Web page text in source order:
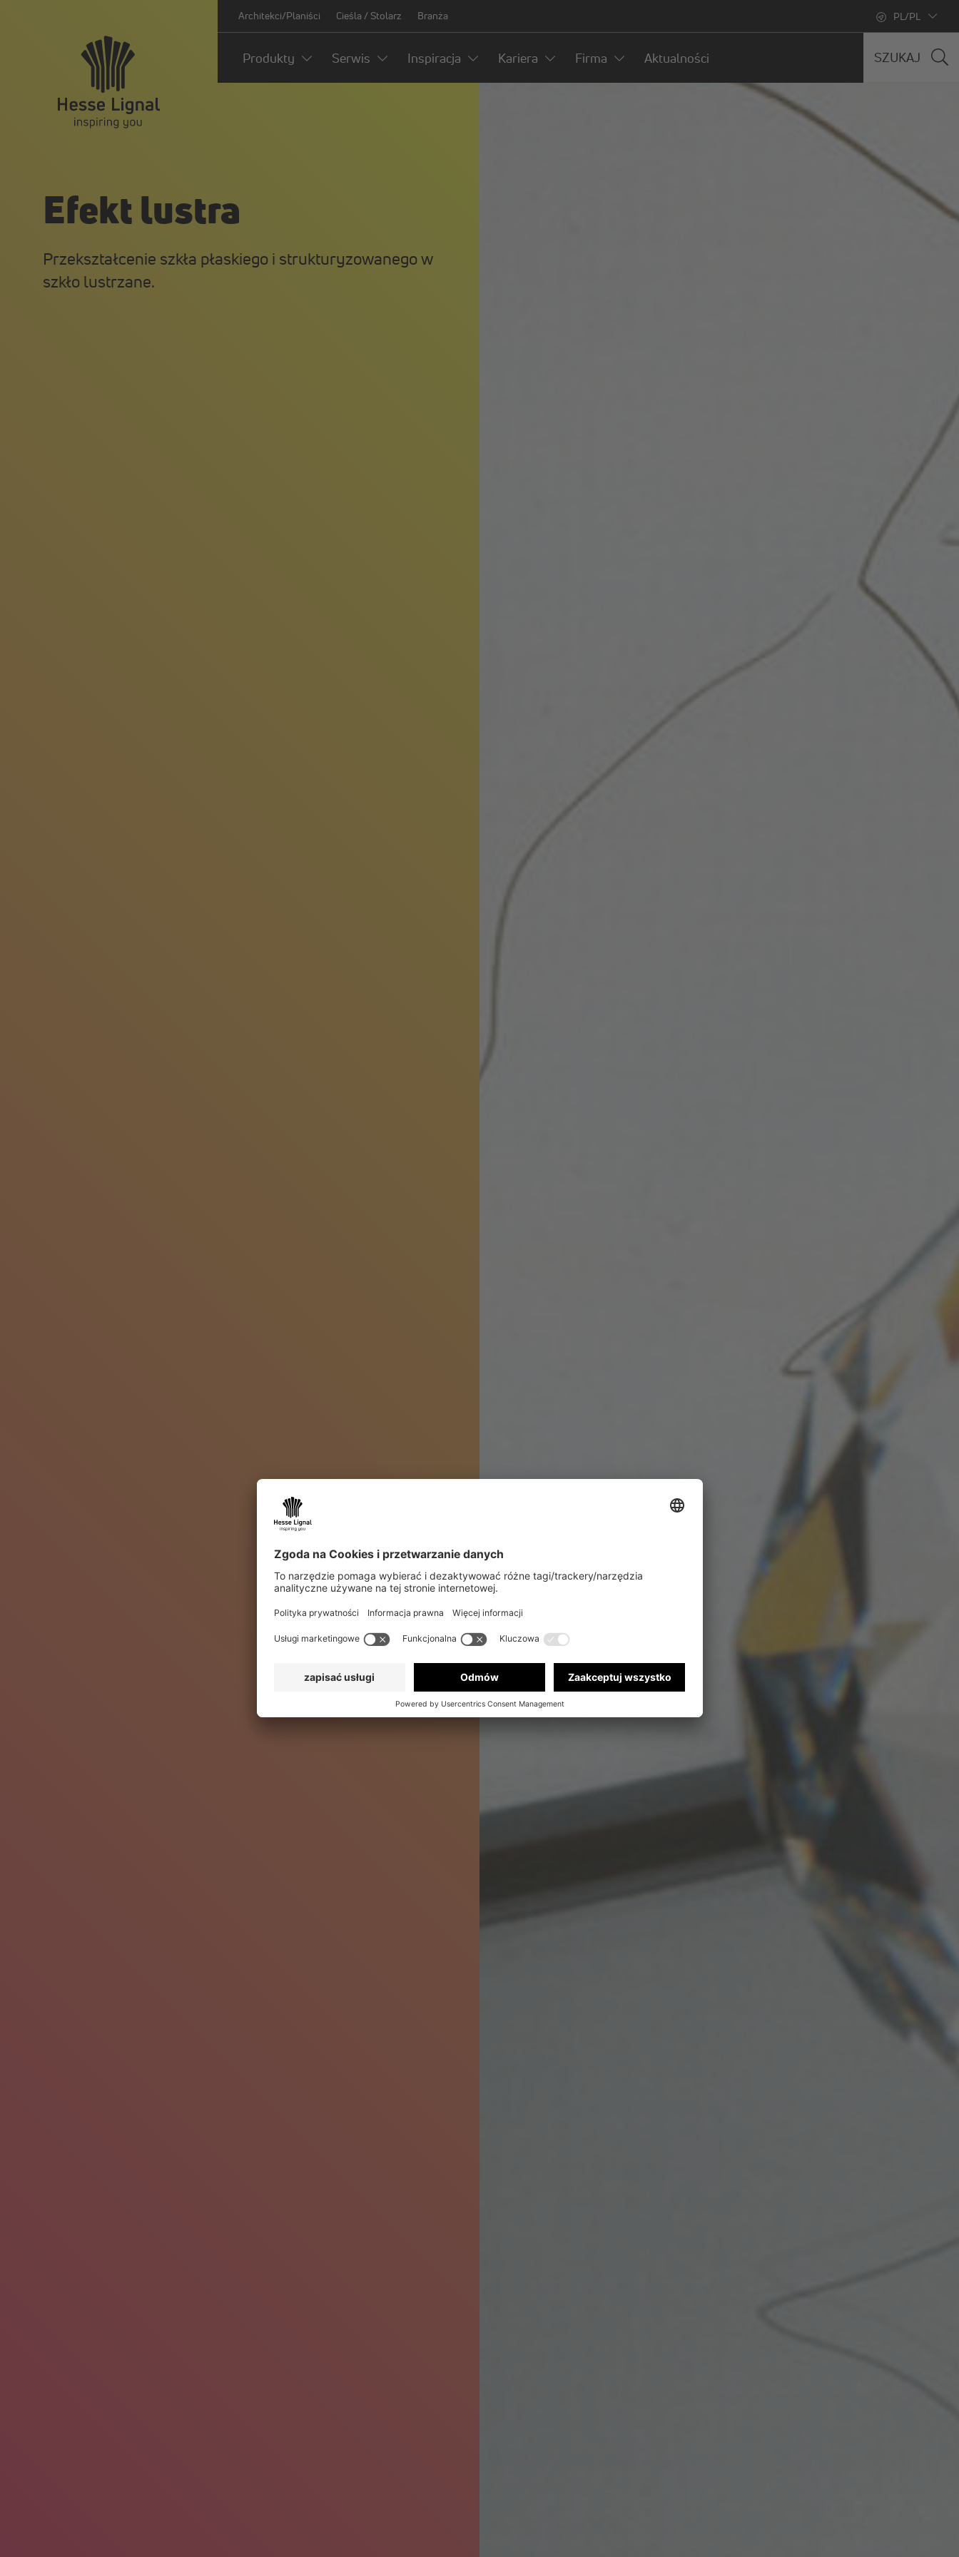
Architekci/Planiści Cieśla / Stolarz Branża PL/PL
Produkty Serwis Inspiracja Kariera Firma Aktualności SZUKAJ
Efekt lustra
Przekształcenie szkła płaskiego i strukturyzowanego w
szkło lustrzane.